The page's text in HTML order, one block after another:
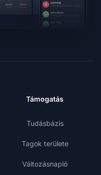
Támogatás
Tudásbázis
Tagok területe
Változásnapló